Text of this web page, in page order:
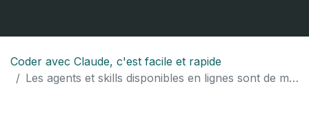
Coder avec Claude, c'est facile et rapide
Les agents et skills disponibles en lignes sont de mauvaises qualités